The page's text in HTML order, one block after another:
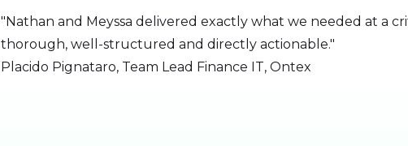
"Nathan and Meyssa delivered exactly what we needed at a
thorough, well-structured and directly actionable."
Placido Pignataro, Team Lead Finance IT, Ontex